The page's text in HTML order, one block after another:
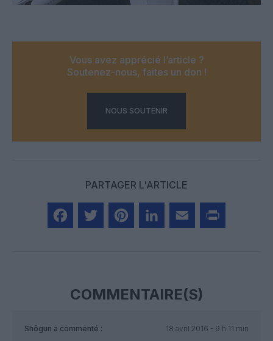
Vous avez apprécié l’article ?
Soutenez-nous, faites un don !
NOUS SOUTENIR
PARTAGER L'ARTICLE
COMMENTAIRE(S)
Shôgun a commenté :
18 avril 2016 - 9 h 11 min